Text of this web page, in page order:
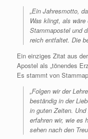
„Ein Jahresmotto,
Was klingt, als
Stammapostel und
reich entfaltet. Die
Ein einziges Zitat aus
Apostel als „tönendes
Es stammt von
„Folgen wir der
beständig in der
in guten Zeiten.
erfahren wir, wie es
sehen nach den